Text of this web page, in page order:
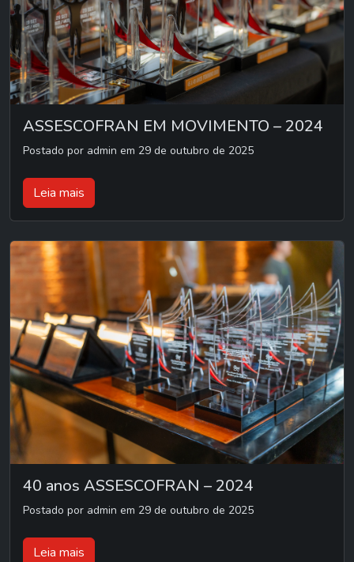
ASSESCOFRAN EM MOVIMENTO – 2024
Postado por admin em 29 de outubro de 2025
Leia mais
40 anos ASSESCOFRAN – 2024
Postado por admin em 29 de outubro de 2025
Leia mais